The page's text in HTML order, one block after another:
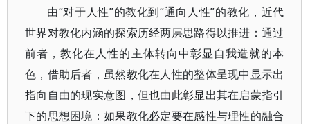
由“对于人性”的教化到“通向人性”的教化，近代
世界对教化内涵的探索历经两层思路得以推进：通过
前者，教化在人性的主体转向中彰显自我造就的本
色，借助后者，虽然教化在人性的整体呈现中显示出
指向自由的现实意图，但也由此彰显出其在启蒙指引
下的思想困境：如果教化必定要在感性与理性的融合